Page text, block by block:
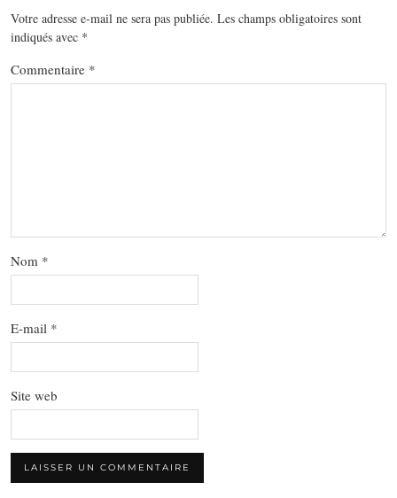
Votre adresse e-mail ne sera pas publiée. Les champs obligatoires sont
indiqués avec *
Commentaire *
Nom *
E-mail *
Site web